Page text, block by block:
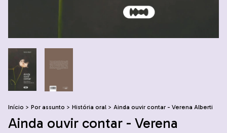
Início > Por assunto > História oral > Ainda ouvir contar - Verena Alberti
Ainda ouvir contar - Verena